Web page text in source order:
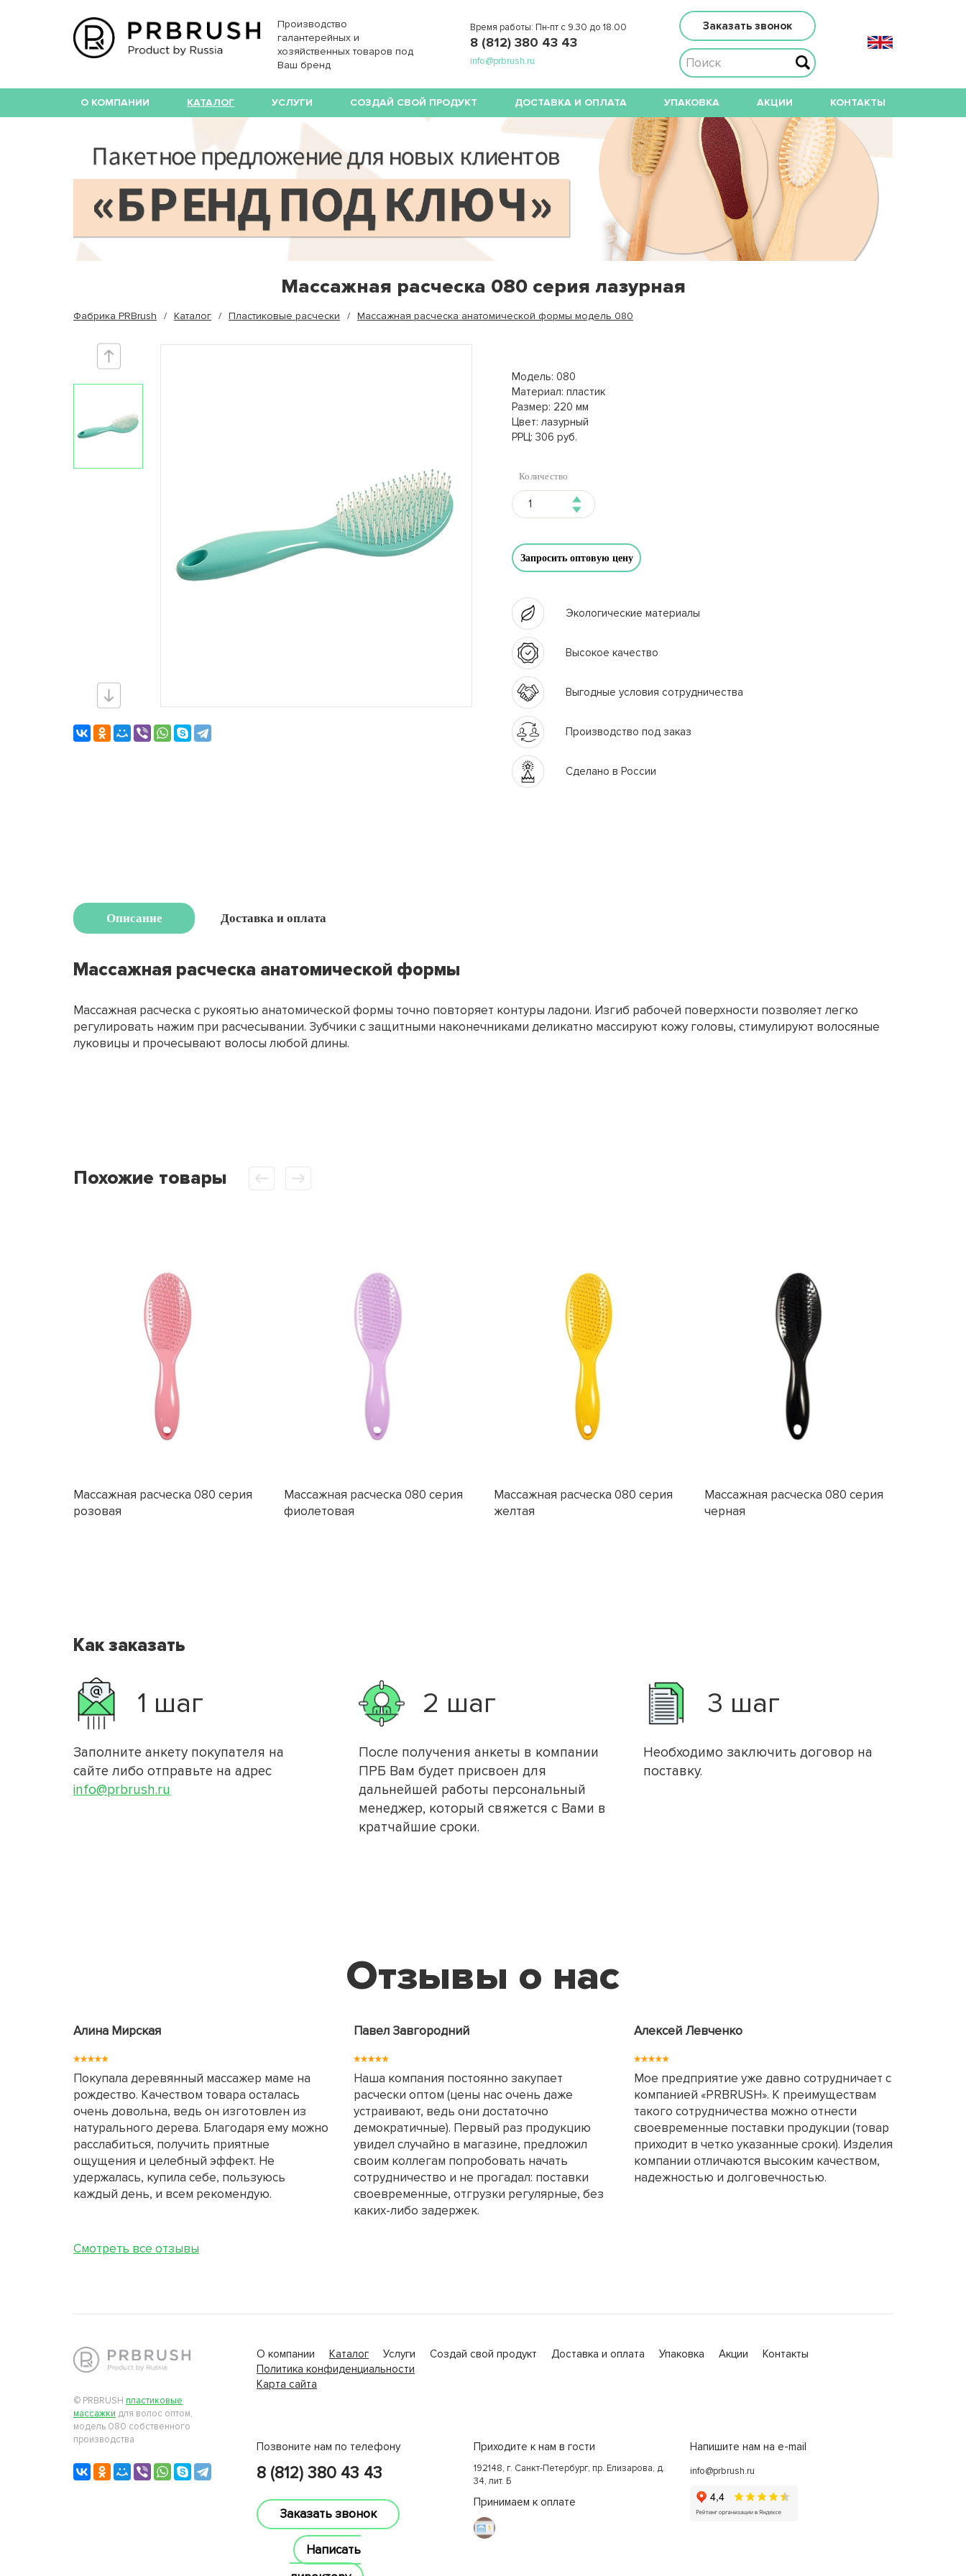
Производство
галантерейных и
хозяйственных товаров под
Ваш бренд
Время работы: Пн-пт с 9.30 до 18.00
8 (812) 380 43 43
info@prbrush.ru
Заказать звонок
О КОМПАНИИ КАТАЛОГ УСЛУГИ СОЗДАЙ СВОЙ ПРОДУКТ ДОСТАВКА И ОПЛАТА УПАКОВКА АКЦИИ КОНТАКТЫ
Массажная расческа 080 серия лазурная
Фабрика PRBrush Каталог Пластиковые расчески Массажная расческа анатомической формы модель 080
Модель: 080
Материал: пластик
Размер: 220 мм
Цвет: лазурный
РРЦ: 306 руб.
Количество
Запросить оптовую цену
Экологические материалы
Высокое качество
Выгодные условия сотрудничества
Производство под заказ
Сделано в России
Описание Доставка и оплата
Массажная расческа анатомической формы
Массажная расческа с рукоятью анатомической формы точно повторяет контуры ладони. Изгиб рабочей поверхности позволяет легко
регулировать нажим при расчесывании. Зубчики с защитными наконечниками деликатно массируют кожу головы, стимулируют волосяные
луковицы и прочесывают волосы любой длины.
Похожие товары
Массажная расческа 080 серия
розовая
Массажная расческа 080 серия
фиолетовая
Массажная расческа 080 серия
желтая
Массажная расческа 080 серия
черная
Как заказать
1 шаг
Заполните анкету покупателя на
сайте либо отправьте на адрес
info@prbrush.ru
2 шаг
После получения анкеты в компании
ПРБ Вам будет присвоен для
дальнейшей работы персональный
менеджер, который свяжется с Вами в
кратчайшие сроки.
3 шаг
Необходимо заключить договор на
поставку.
Отзывы о нас
Алина Мирская
Покупала деревянный массажер маме на
рождество. Качеством товара осталась
очень довольна, ведь он изготовлен из
натурального дерева. Благодаря ему можно
расслабиться, получить приятные
ощущения и целебный эффект. Не
удержалась, купила себе, пользуюсь
каждый день, и всем рекомендую.
Павел Завгородний
Наша компания постоянно закупает
расчески оптом (цены нас очень даже
устраивают, ведь они достаточно
демократичные). Первый раз продукцию
увидел случайно в магазине, предложил
своим коллегам попробовать начать
сотрудничество и не прогадал: поставки
своевременные, отгрузки регулярные, без
каких-либо задержек.
Алексей Левченко
Мое предприятие уже давно сотрудничает с
компанией «PRBRUSH». К преимуществам
такого сотрудничества можно отнести
своевременные поставки продукции (товар
приходит в четко указанные сроки). Изделия
компании отличаются высоким качеством,
надежностью и долговечностью.
Смотреть все отзывы
© PRBRUSH пластиковые
массажки для волос оптом,
модель 080 собственного
производства
О компании Каталог Услуги Создай свой продукт Доставка и оплата Упаковка Акции
Контакты
Политика конфиденциальности
Карта сайта
Позвоните нам по телефону
8 (812) 380 43 43
Заказать звонок
Написать
Приходите к нам в гости
192148, г. Санкт-Петербург, пр. Елизарова, д.
34, лит. Б
Принимаем к оплате
Напишите нам на e-mail
info@prbrush.ru